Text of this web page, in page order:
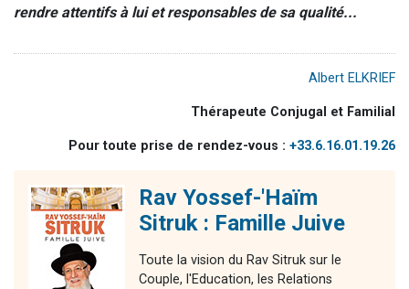
rendre attentifs à lui et responsables de sa qualité...
Albert ELKRIEF
Thérapeute Conjugal et Familial
Pour toute prise de rendez-vous : +33.6.16.01.19.26
Rav Yossef-'Haïm
Sitruk : Famille Juive
Toute la vision du Rav Sitruk sur le
Couple, l'Education, les Relations